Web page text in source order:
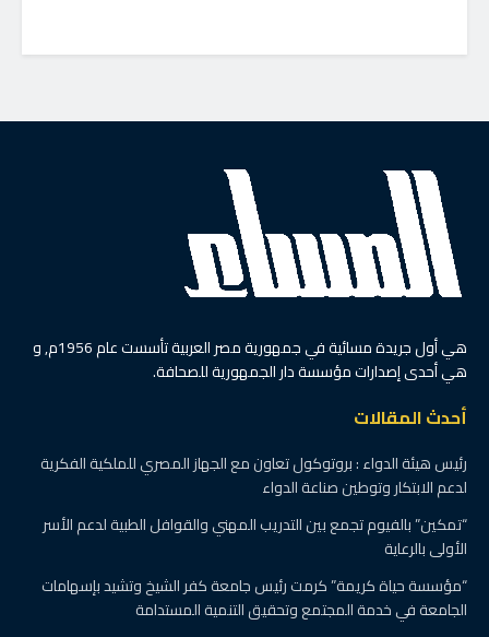
هي أول جريدة مسائية في جمهورية مصر العربية تأسست عام 1956م, و
هي أحدى إصدارات مؤسسة دار الجمهورية للصحافة.
أحدث المقالات
رئيس هيئة الدواء : بروتوكول تعاون مع الجهاز المصري للملكية الفكرية
لدعم الابتكار وتوطين صناعة الدواء
“تمكين” بالفيوم تجمع بين التدريب المهني والقوافل الطبية لدعم الأسر
الأولى بالرعاية
“مؤسسة حياة كريمة” كرمت رئيس جامعة كفر الشيخ وتشيد بإسهامات
الجامعة في خدمة المجتمع وتحقيق التنمية المستدامة